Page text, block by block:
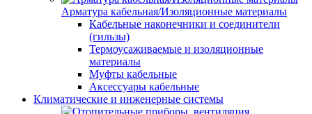
Арматура кабельная/Изоляционные материалы
Кабельные наконечники и соединители
(гильзы)
Термоусаживаемые и изоляционные
материалы
Муфты кабельные
Аксессуары кабельные
Климатические и инженерные системы